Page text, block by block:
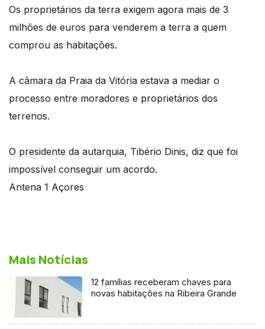
Os proprietários da terra exigem agora mais de 3
milhões de euros para venderem a terra a quem
comprou as habitações.
A câmara da Praia da Vitória estava a mediar o
processo entre moradores e proprietários dos
terrenos.
O presidente da autarquia, Tibério Dinis, diz que foi
impossível conseguir um acordo.
Antena 1 Açores
Mais Notícias
12 famílias receberam chaves para
novas habitações na Ribeira Grande